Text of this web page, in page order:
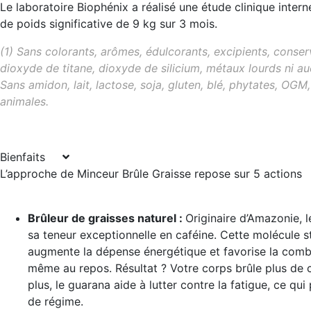
Le laboratoire Biophénix a réalisé une étude clinique
de poids significative de 9 kg sur 3 mois.
(1) Sans colorants, arômes, édulcorants, excipients,
dioxyde de titane, dioxyde de silicium, métaux lourds ni
Sans amidon, lait, lactose, soja, gluten, blé, phytates,
animales.
Bienfaits
L’approche de Minceur Brûle Graisse repose sur 5 actions
Brûleur de graisses naturel : Originaire
sa teneur exceptionnelle en caféine. Cette molécule
augmente la dépense énergétique et favorise la
même au repos. Résultat ? Votre corps brûle plus de
plus, le guarana aide à lutter contre la fatigue, ce
de régime.